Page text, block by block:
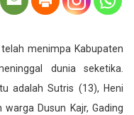
menimpa Kabupaten
dunia seketika.
adalah Sutris (13), Heni
Dusun Kajr, Gading